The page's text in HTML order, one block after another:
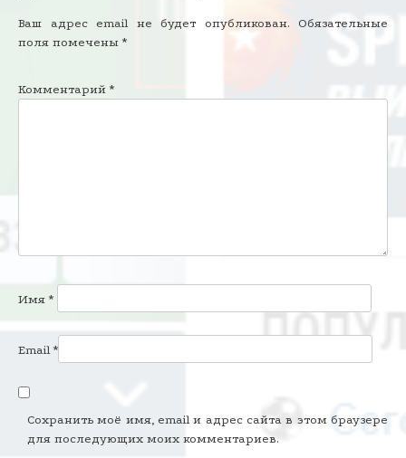
Ваш адрес email не будет опубликован.
Обязательные
поля помечены *
Комментарий *
Имя *
Email *
Сохранить моё имя, email и адрес сайта в этом браузере
для последующих моих комментариев.